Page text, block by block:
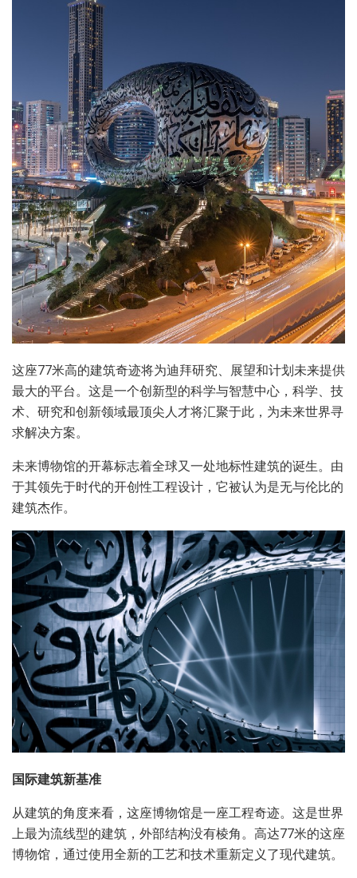
这座77米高的建筑奇迹将为迪拜研究、展望和计划未来提供
最大的平台。这是一个创新型的科学与智慧中心，科学、技
术、研究和创新领域最顶尖人才将汇聚于此，为未来世界寻
求解决方案。
未来博物馆的开幕标志着全球又一处地标性建筑的诞生。由
于其领先于时代的开创性工程设计，它被认为是无与伦比的
建筑杰作。
国际建筑新基准
从建筑的角度来看，这座博物馆是一座工程奇迹。这是世界
上最为流线型的建筑，外部结构没有棱角。高达77米的这座
博物馆，通过使用全新的工艺和技术重新定义了现代建筑。